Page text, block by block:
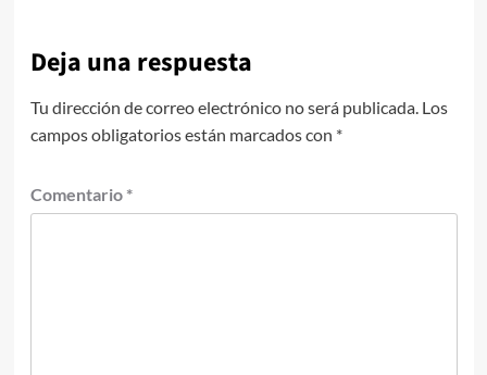
Deja una respuesta
Tu dirección de correo electrónico no será publicada. Los
campos obligatorios están marcados con *
Comentario *